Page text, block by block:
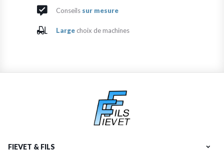
Conseils sur mesure
Large choix de machines
FIEVET & FILS